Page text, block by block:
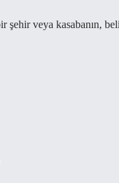
veya kasabanın,